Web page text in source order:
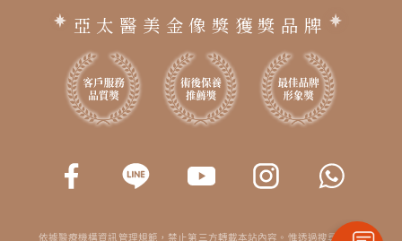
亞太醫美金像獎獲獎品牌
依據醫療機構資訊管理規範，禁止第三方轉載本站內容。惟透過搜尋